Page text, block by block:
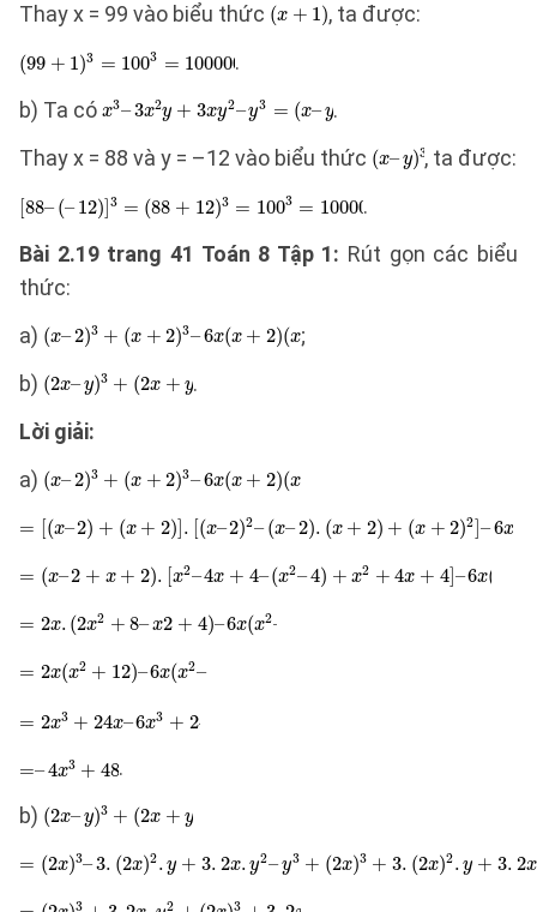
Thay x = 99 vào biểu thức
, ta được:
.
b) Ta có
.
Thay x = 88 và y = –12 vào biểu thức
, ta được:
.
Bài 2.19 trang 41 Toán 8 Tập 1: Rút gọn các biểu
thức:
a)
;
b)
.
Lời giải:
a)
.
b)